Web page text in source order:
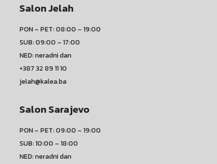
Salon Jelah
PON – PET: 08:00 – 19:00
SUB: 09:00 – 17:00
NED: neradni dan
+387 32 89 11 10
jelah@kalea.ba
Salon Sarajevo
PON – PET: 09:00 – 19:00
SUB: 10:00 – 18:00
NED: neradni dan